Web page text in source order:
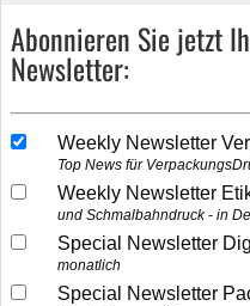
Abonnieren Sie jetzt
Newsletter:
Weekly Newsletter
Top News für
Weekly Newsletter
und Schmalbahndruck - in
Special Newsletter
monatlich
Special Newsletter